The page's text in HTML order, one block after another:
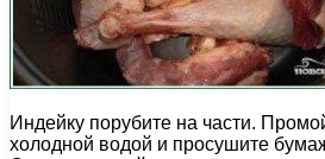
Индейку порубите на части.
холодной водой и просушите